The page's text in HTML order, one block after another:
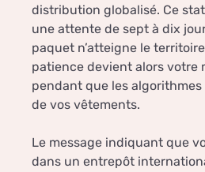
distribution globalisé. Ce
une attente de sept à dix
paquet n’atteigne le
patience devient alors votre
pendant que les
de vos vêtements.
Le message indiquant que
dans un entrepôt